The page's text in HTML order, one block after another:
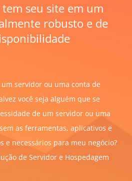
seu site em um
robusto e de
servidor ou uma conta de
você seja alguém que se
de um servidor ou uma
as ferramentas, aplicativos e
e necessários para meu negócio?
de Servidor e Hospedagem